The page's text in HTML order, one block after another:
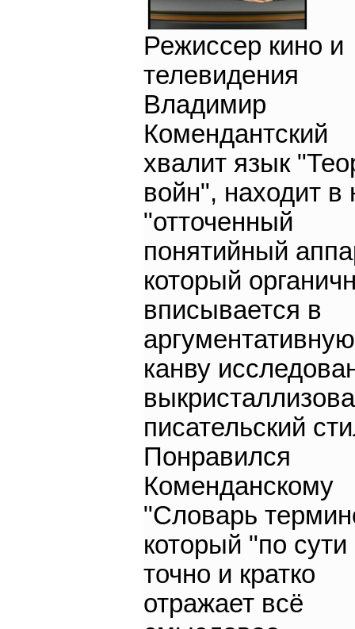
Режиссер кино и
телевидения
Владимир
Комендантский
хвалит язык
войн", находит в
"отточенный
понятийный
который
вписывается в
аргументативную
канву
писательский
Понравился
Коменданскому
"Словарь
который "по сути
точно и кратко
отражает всё